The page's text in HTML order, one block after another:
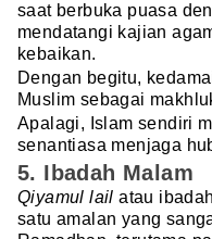
saat berbuka puasa
mendatangi kajian
kebaikan.
Dengan begitu,
Muslim sebagai
Apalagi, Islam sendiri
senantiasa menjaga
5. Ibadah Malam
Qiyamul lailatau
satu amalan yang